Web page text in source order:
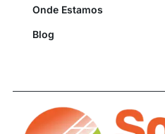
Onde Estamos
Blog